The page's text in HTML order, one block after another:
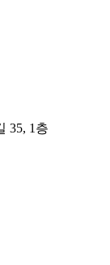
35, 1층